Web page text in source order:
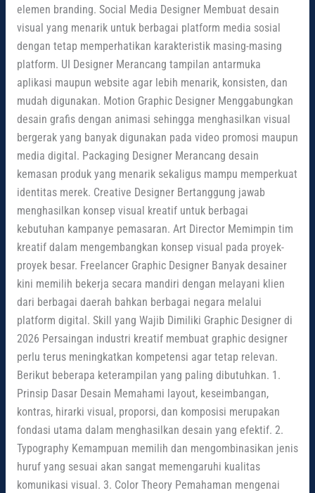
elemen branding. Social Media Designer Membuat desain
visual yang menarik untuk berbagai platform media sosial
dengan tetap memperhatikan karakteristik masing-masing
platform. UI Designer Merancang tampilan antarmuka
aplikasi maupun website agar lebih menarik, konsisten, dan
mudah digunakan. Motion Graphic Designer Menggabungkan
desain grafis dengan animasi sehingga menghasilkan visual
bergerak yang banyak digunakan pada video promosi maupun
media digital. Packaging Designer Merancang desain
kemasan produk yang menarik sekaligus mampu memperkuat
identitas merek. Creative Designer Bertanggung jawab
menghasilkan konsep visual kreatif untuk berbagai
kebutuhan kampanye pemasaran. Art Director Memimpin tim
kreatif dalam mengembangkan konsep visual pada proyek-
proyek besar. Freelancer Graphic Designer Banyak desainer
kini memilih bekerja secara mandiri dengan melayani klien
dari berbagai daerah bahkan berbagai negara melalui
platform digital. Skill yang Wajib Dimiliki Graphic Designer di
2026 Persaingan industri kreatif membuat graphic designer
perlu terus meningkatkan kompetensi agar tetap relevan.
Berikut beberapa keterampilan yang paling dibutuhkan. 1.
Prinsip Dasar Desain Memahami layout, keseimbangan,
kontras, hirarki visual, proporsi, dan komposisi merupakan
fondasi utama dalam menghasilkan desain yang efektif. 2.
Typography Kemampuan memilih dan mengombinasikan jenis
huruf yang sesuai akan sangat memengaruhi kualitas
komunikasi visual. 3. Color Theory Pemahaman mengenai